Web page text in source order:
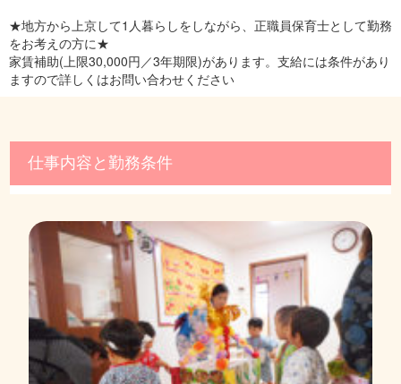
★地方から上京して1人暮らしをしながら、正職員保育士として勤務
をお考えの方に★
家賃補助(上限30,000円／3年期限)があります。支給には条件があり
ますので詳しくはお問い合わせください
仕事内容と勤務条件